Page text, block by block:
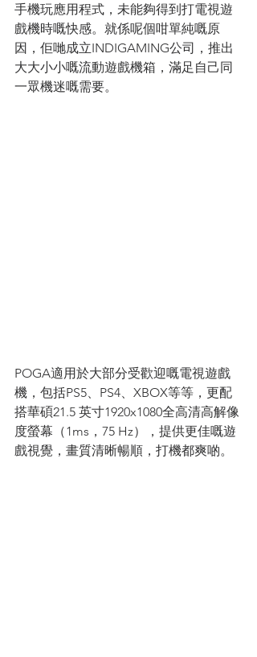
手機玩應用程式，未能夠得到打電視遊
戲機時嘅快感。就係呢個咁單純嘅原
因，佢哋成立INDIGAMING公司，推出
大大小小嘅流動遊戲機箱，滿足自己同
一眾機迷嘅需要。
POGA適用於大部分受歡迎嘅電視遊戲
機，包括PS5、PS4、XBOX等等，更配
搭華碩21.5 英寸1920x1080全高清高解像
度螢幕（1ms，75 Hz），提供更佳嘅遊
戲視覺，畫質清晰暢順，打機都爽啲。